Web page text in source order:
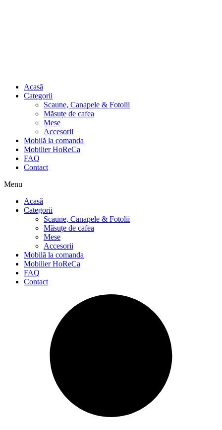
Acasă
Categorii
Scaune, Canapele & Fotolii
Măsuțe de cafea
Mese
Accesorii
Mobilă la comanda
Mobilier HoReCa
FAQ
Contact
Menu
Acasă
Categorii
Scaune, Canapele & Fotolii
Măsuțe de cafea
Mese
Accesorii
Mobilă la comanda
Mobilier HoReCa
FAQ
Contact